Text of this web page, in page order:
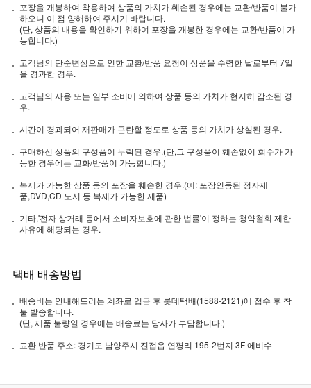
포장을 개봉하여 착용하여 상품의 가치가 훼손된 경우에는 교환/반품이 불가
하오니 이 점 양해하여 주시기 바랍니다.
(단, 상품의 내용을 확인하기 위하여 포장을 개봉한 경우에는 교환/반품이 가
능합니다.)
고객님의 단순변심으로 인한 교환/반품 요청이 상품을 수령한 날로부터 7일
을 경과한 경우.
고객님의 사용 또는 일부 소비에 의하여 상품 등의 가치가 현저히 감소된 경
우.
시간이 경과되어 재판매가 곤란할 정도로 상품 등의 가치가 상실된 경우.
구매하신 상품의 구성품이 누락된 경우.(단,그 구성품이 훼손없이 회수가 가
능한 경우에는 교화/반품이 가능합니다.)
복제가 가능한 상품 등의 포장을 훼손한 경우.(예: 포장인등된 정자제
품,DVD,CD 도서 등 복제가 가능한 제품)
기타,'전자 상거래 등에서 소비자보호에 관한 법률'이 정하는 청약철회 제한
사유에 해당되는 경우.
택배 배송방법
배송비는 안내해드리는 계좌로 입금 후 롯데택배(1588-2121)에 접수 후 착
불 발송합니다.
(단, 제품 불량일 경우에는 배송료는 당사가 부담합니다.)
교환 반품 주소: 경기도 남양주시 진접읍 연평리 195-2번지 3F 에비수